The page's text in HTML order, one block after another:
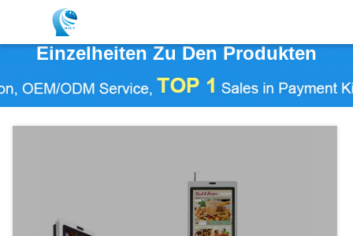
Einzelheiten Zu Den Produkten